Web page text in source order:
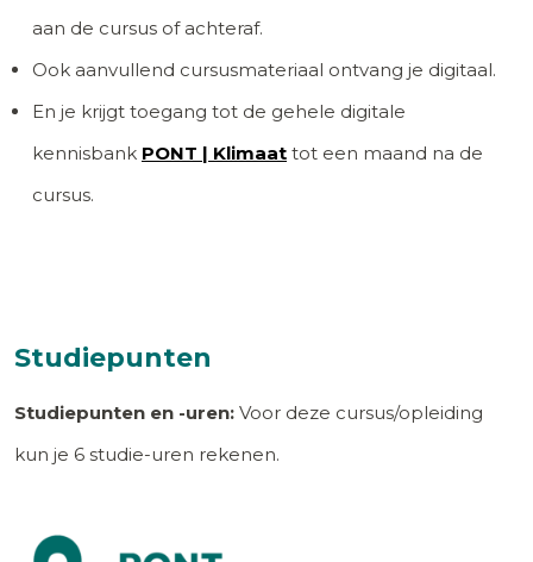
aan de cursus of achteraf.
Ook aanvullend cursusmateriaal ontvang je digitaal.
En je krijgt toegang tot de gehele digitale
kennisbank PONT | Klimaat tot een maand na de
cursus.
Studiepunten
Studiepunten en -uren: Voor deze cursus/opleiding
kun je 6 studie-uren rekenen.